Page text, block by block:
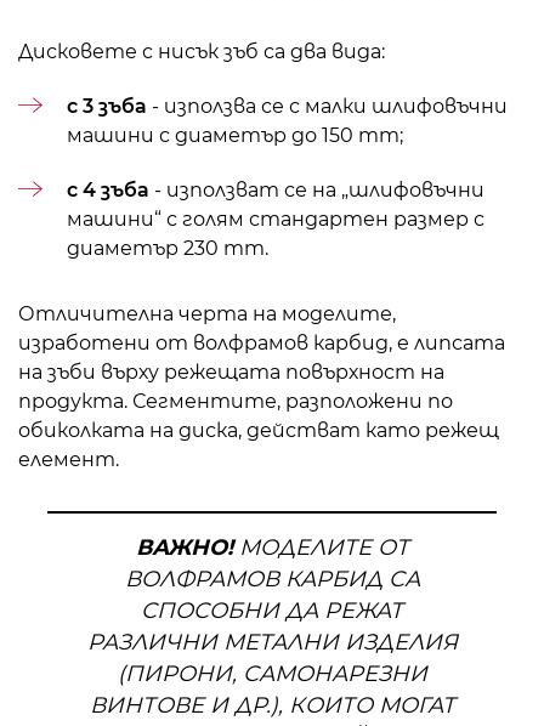
Дисковете с нисък зъб са два вида:
с 3 зъба - използва се с малки шлифовъчни
машини с диаметър до 150 mm;
с 4 зъба - използват се на „шлифовъчни
машини“ с голям стандартен размер с
диаметър 230 mm.
Отличителна черта на моделите,
изработени от волфрамов карбид, е липсата
на зъби върху режещата повърхност на
продукта. Сегментите, разположени по
обиколката на диска, действат като режещ
елемент.
ВАЖНО!МОДЕЛИТЕ ОТ
ВОЛФРАМОВ КАРБИД СА
СПОСОБНИ ДА РЕЖАТ
РАЗЛИЧНИ МЕТАЛНИ ИЗДЕЛИЯ
(ПИРОНИ, САМОНАРЕЗНИ
ВИНТОВЕ И ДР.), КОИТО МОГАТ